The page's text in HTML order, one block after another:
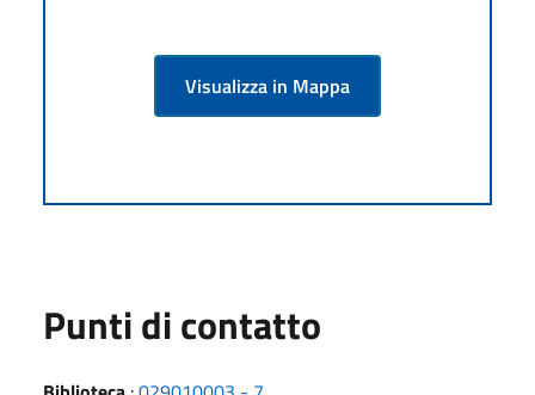
Visualizza in Mappa
Punti di contatto